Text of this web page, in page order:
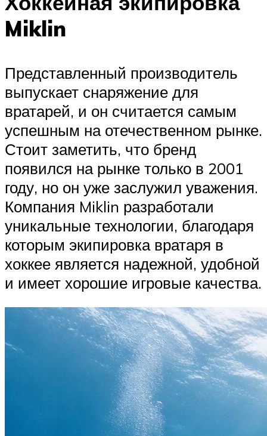
Miklin
Представленный производитель
выпускает снаряжение для
вратарей, и он считается самым
успешным на отечественном рынке.
Стоит заметить, что бренд
появился на рынке только в 2001
году, но он уже заслужил уважения.
Компания Miklin разработали
уникальные технологии, благодаря
которым экипировка вратаря в
хоккее является надежной, удобной
и имеет хорошие игровые качества.